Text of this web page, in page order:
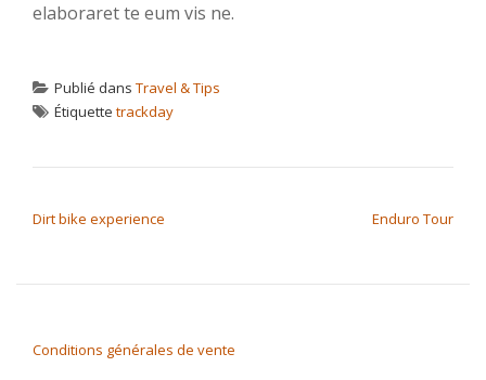
elaboraret te eum vis ne.
Publié dans Travel & Tips
Étiquette trackday
Dirt bike experience Enduro Tour
Conditions générales de vente